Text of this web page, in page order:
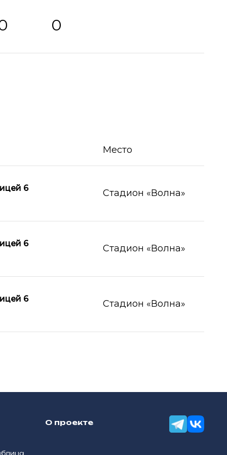
0
Место
6
Стадион «Волна»
6
Стадион «Волна»
6
Стадион «Волна»
О проекте